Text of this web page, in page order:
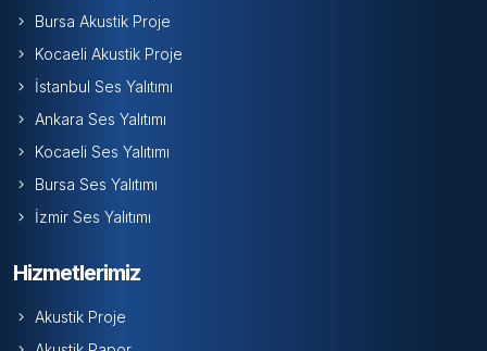
Bursa Akustik Proje
Kocaeli Akustik Proje
İstanbul Ses Yalıtımı
Ankara Ses Yalıtımı
Kocaeli Ses Yalıtımı
Bursa Ses Yalıtımı
İzmir Ses Yalıtımı
Hizmetlerimiz
Akustik Proje